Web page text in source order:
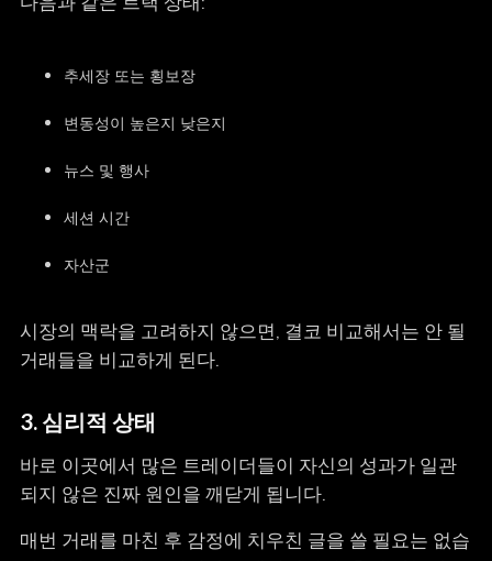
추세장 또는 횡보장
변동성이 높은지 낮은지
뉴스 및 행사
세션 시간
자산군
시장의 맥락을 고려하지 않으면, 결코 비교해서는 안 될
거래들을 비교하게 된다.
3. 심리적 상태
바로 이곳에서 많은 트레이더들이 자신의 성과가 일관
되지 않은 진짜 원인을 깨닫게 됩니다.
매번 거래를 마친 후 감정에 치우친 글을 쓸 필요는 없습